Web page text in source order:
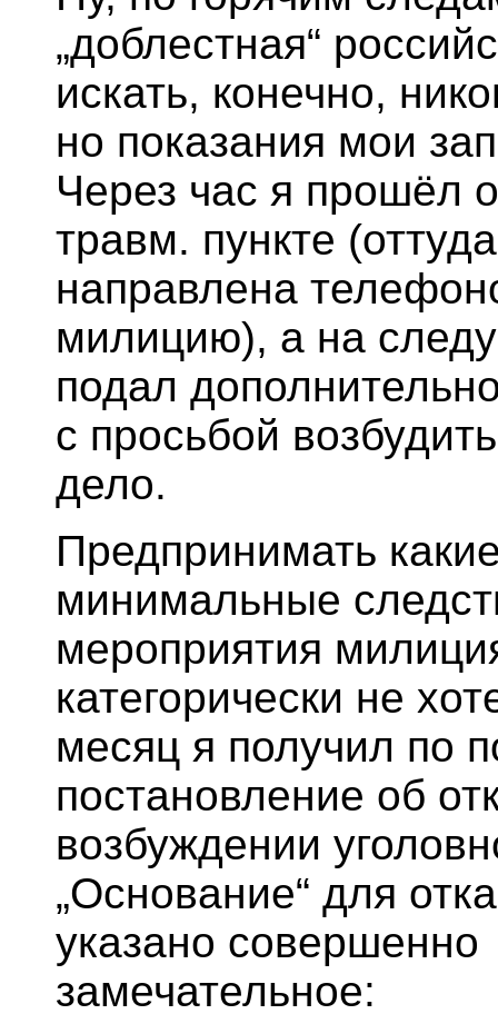
„доблестная“
искать, конечно,
но показания мои
Через час я прошёл
травм. пункте
направлена
милицию), а на
подал
с просьбой
дело.
Предпринимать
минимальные
мероприятия
категорически не
месяц я получил по
постановление об
возбуждении
„Основание“ для
указано совершенно
замечательное: